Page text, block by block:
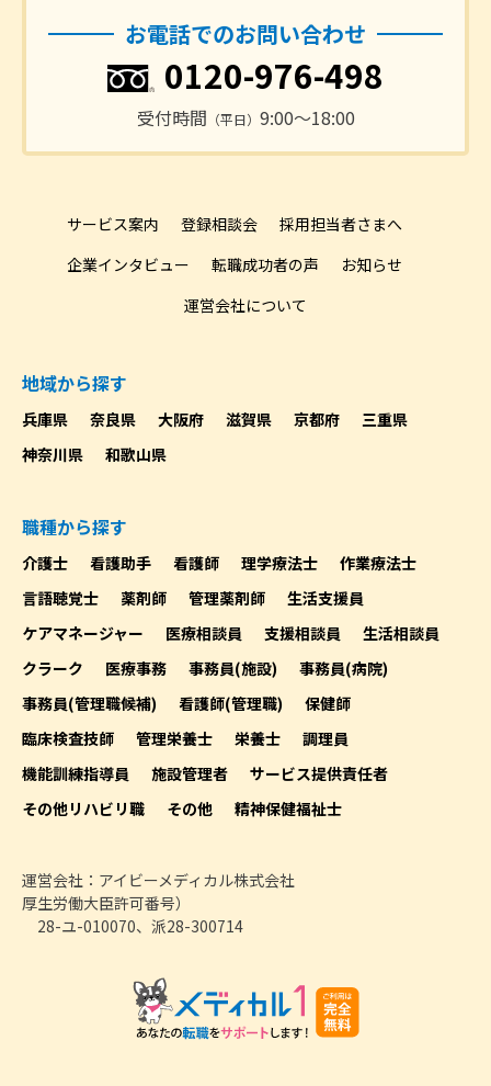
お電話でのお問い合わせ
0120-976-498
受付時間 （平日） 9:00〜18:00
サービス案内 登録相談会
採用担当者さまへ
企業インタビュー
転職成功者の声
お知らせ
運営会社について
地域から探す
兵庫県 奈良県 大阪府 滋賀県 京都府
三重県
神奈川県
和歌山県
職種から探す
介護士 看護助手 看護師 理学療法士
作業療法士
言語聴覚士
薬剤師 管理薬剤師
生活支援員
ケアマネージャー
医療相談員 支援相談員
生活相談員
クラーク
医療事務 事務員(施設)
事務員(病院)
事務員(管理職候補)
看護師(管理職)
保健師
臨床検査技師
管理栄養士 栄養士
調理員
機能訓練指導員
施設管理者
サービス提供責任者
その他リハビリ職
その他 精神保健福祉士
運営会社：アイビーメディカル株式会社
厚生労働大臣許可番号）
28-ユ-010070、派28-300714